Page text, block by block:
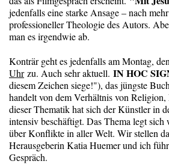
jedenfalls eine starke Ansage – nach
professioneller Theologie des Autors.
man es irgendwie ab.
Konträr geht es jedenfalls am Montag, den
Uhrzu. Auch sehr aktuell. IN HOC
diesem Zeichen siege!"), das jüngste
handelt von dem Verhältnis von
dieser Thematik hat sich der Künstler in
intensiv beschäftigt. Das Thema legt sich
über Konflikte in aller Welt. Wir stellen
Herausgeberin Katia Huemer und ich
Gespräch.